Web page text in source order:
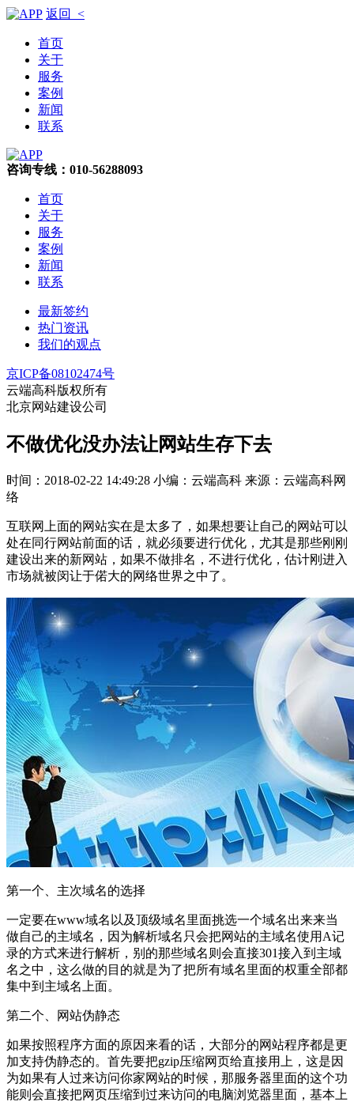
返回 <
首页
关于
服务
案例
新闻
联系
咨询专线：010-56288093
首页
关于
服务
案例
新闻
联系
最新签约
热门资讯
我们的观点
京ICP备08102474号
云端高科版权所有
北京网站建设公司
不做优化没办法让网站生存下去
时间：2018-02-22 14:49:28 小编：云端高科 来源：云端高科网
络
互联网上面的网站实在是太多了，如果想要让自己的网站可以
处在同行网站前面的话，就必须要进行优化，尤其是那些刚刚
建设出来的新网站，如果不做排名，不进行优化，估计刚进入
市场就被闵让于偌大的网络世界之中了。
第一个、主次域名的选择
一定要在www域名以及顶级域名里面挑选一个域名出来来当
做自己的主域名，因为解析域名只会把网站的主域名使用A记
录的方式来进行解析，别的那些域名则会直接301接入到主域
名之中，这么做的目的就是为了把所有域名里面的权重全部都
集中到主域名上面。
第二个、网站伪静态
如果按照程序方面的原因来看的话，大部分的网站程序都是更
加支持伪静态的。首先要把gzip压缩网页给直接用上，这是因
为如果有人过来访问你家网站的时候，那服务器里面的这个功
能则会直接把网页压缩到过来访问的电脑浏览器里面，基本上